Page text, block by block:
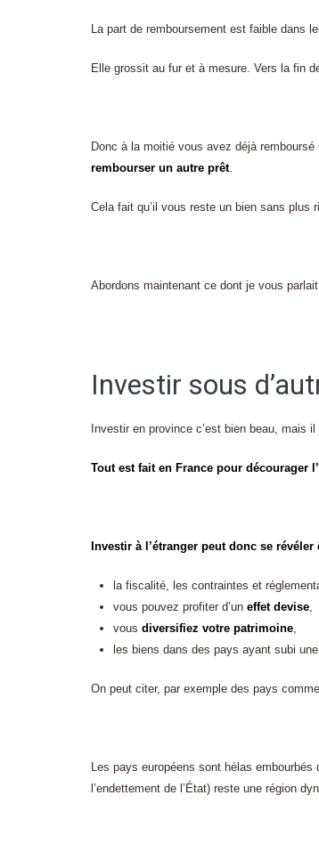
La part de remboursement est faible dans
Elle grossit au fur et à mesure. Vers la fin
Donc à la moitié vous avez déjà
rembourser un autre prêt.
Cela fait qu’il vous reste un bien sans plus
Abordons maintenant ce dont je vous
Investir sous
Investir en province c’est bien beau, mais
Tout est fait en France pour décourager
Investir à l’étranger peut donc se
la fiscalité, les contraintes et
vous pouvez profiter d’un effet devise
vous diversifiez votre patrimoine
les biens dans des pays ayant subi
On peut citer, par exemple des pays
Les pays européens sont hélas embourbés
l’endettement de l’État) reste une région